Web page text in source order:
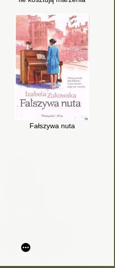
Fałszywa nuta